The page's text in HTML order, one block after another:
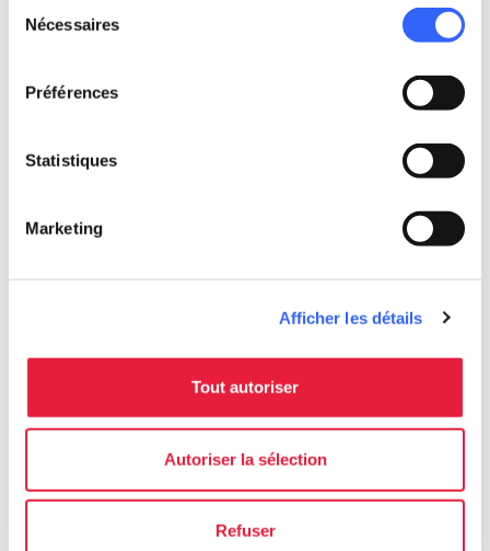
Nécessaires
Préférences
Statistiques
Marketing
Afficher les détails
Tout autoriser
Autoriser la sélection
Refuser
directions Directions
Informations
home
Chiusdino, SI, Italia